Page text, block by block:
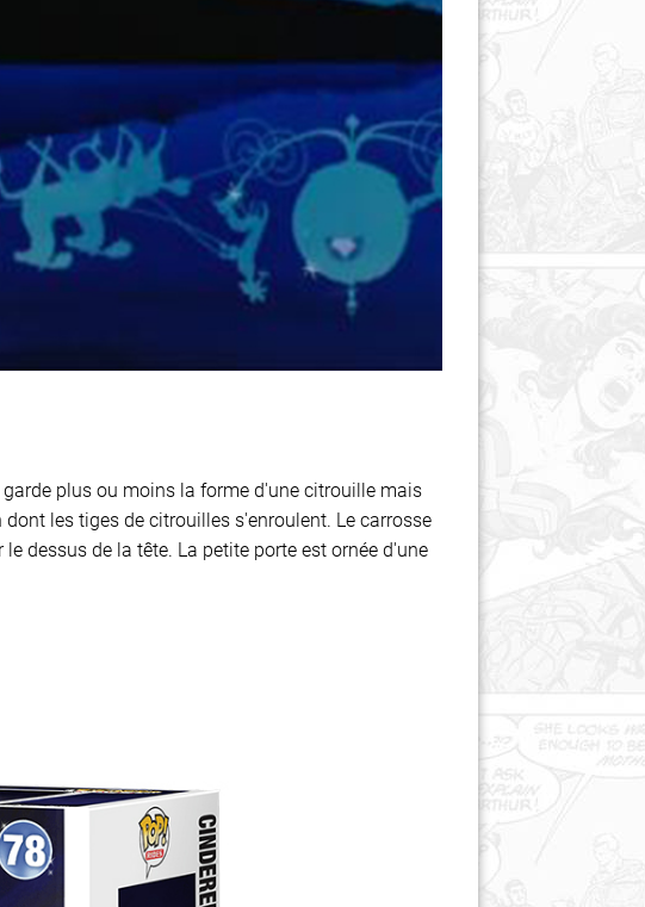
plus ou moins la forme d'une citrouille mais
les tiges de citrouilles s'enroulent. Le carrosse
dessus de la tête. La petite porte est ornée d'une